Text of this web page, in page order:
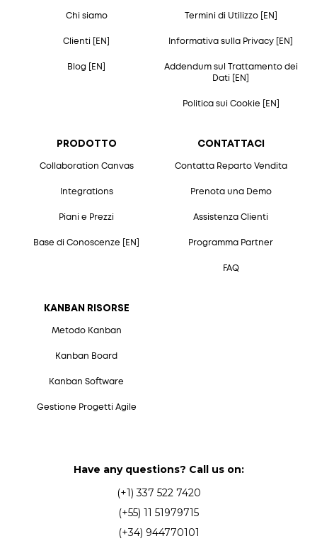
Chi siamo
Clienti [EN]
Blog [EN]
PRODOTTO
Collaboration Canvas
Integrations
Piani e Prezzi
Base di Conoscenze [EN]
KANBAN RISORSE
Metodo Kanban
Kanban Board
Kanban Software
Gestione Progetti Agile
CONTATTACI
Contatta Reparto Vendita
Prenota una Demo
Assistenza Clienti
Programma Partner
FAQ
Termini di Utilizzo [EN]
Informativa sulla Privacy [EN]
Addendum sul Trattamento dei
Dati [EN]
Politica sui Cookie [EN]
Have any questions? Call us on:
(+1) 337 522 7420
(+55) 11 51979715
(+34) 944770101